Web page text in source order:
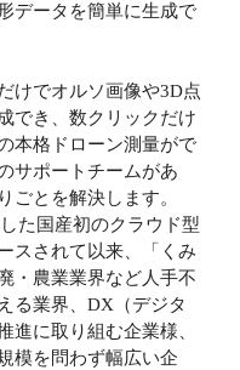
データを簡単に生成で
けでオルソ画像や3D点
でき、数クリックだけ
本格ドローン測量がで
サポートチームがあ
ごとを解決します。
た国産初のクラウド型
スされて以来、「くみ
・農業業界など人手不
る業界、DX（デジタ
進に取り組む企業様、
模を問わず幅広い企